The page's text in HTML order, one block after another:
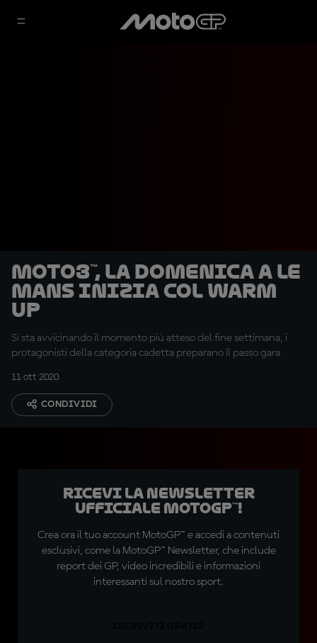
Moto3™, la domenica a Le
Mans inizia col warm
up
Si sta avvicinando il momento più atteso del fine settimana, i
protagonisti della categoria cadetta preparano il passo gara
11 ott 2020
CONDIVIDI
Ricevi la newsletter
ufficiale MotoGP™!
Crea ora il tuo account MotoGP™ e accedi a contenuti
esclusivi, come la MotoGP™ Newsletter, che include
report dei GP, video incredibili e informazioni
interessanti sul nostro sport.